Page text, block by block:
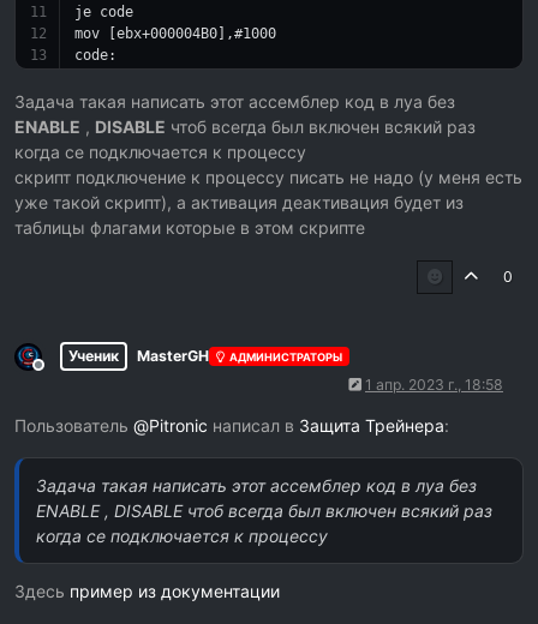
je code
mov [ebx+000004B0],#1000
code:
jmp return
flag:
dd
Step1:
jmp newmem
db 90 90 90 90 90
return:
Задача такая написать этот ассемблер код в луа без
ENABLE , DISABLE чтоб всегда был включен всякий раз
когда се подключается к процессу
скрипт подключение к процессу писать не надо (у меня есть
уже такой скрипт), а активация деактивация будет из
таблицы флагами которые в этом скрипте
0
Не в сети
Ученик MasterGH АДМИНИСТРАТОРЫ
1 апр. 2023 г., 18:58
Пользователь @Pitronic написал в Защита Трейнера:
Задача такая написать этот ассемблер код в луа без
ENABLE , DISABLE чтоб всегда был включен всякий раз
когда се подключается к процессу
Здесь пример из документации